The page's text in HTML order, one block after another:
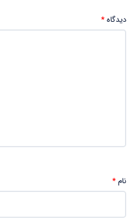
دیدگاه*
نام*